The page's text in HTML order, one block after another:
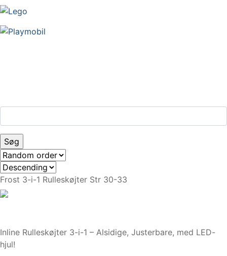
Frost 3-i-1 Rulleskøjter Str 30-33
Inline Rulleskøjter 3-i-1 – Alsidige, Justerbare, med LED-
hjul!